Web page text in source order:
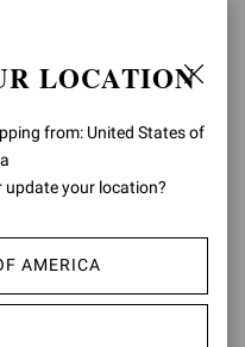
TOP
LOCATION
from: United States of
update your location?
AMERICA